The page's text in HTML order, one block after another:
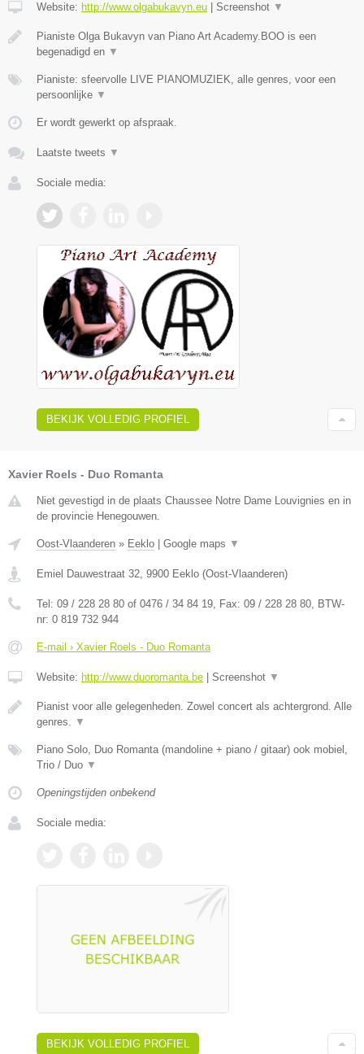
Website: http://www.olgabukavyn.eu Screenshot ▼
Pianiste Olga Bukavyn van Piano Art Academy.BOO is een
begenadigd en ▼
Pianiste: sfeervolle LIVE PIANOMUZIEK, alle genres, voor een
persoonlijke ▼
Er wordt gewerkt op afspraak.
Laatste tweets ▼
Sociale media:
BEKIJK VOLLEDIG PROFIEL
Xavier Roels - Duo Romanta
Niet gevestigd in de plaats Chaussee Notre Dame Louvignies en in
de provincie Henegouwen.
Oost-Vlaanderen » Eeklo | Google maps ▼
Emiel Dauwestraat 32 9900 Eeklo (Oost-Vlaanderen)
Tel: 09 / 228 28 80 of 0476 / 34 84 19 , Fax: 09 / 228 28 80 , BTW-
nr: 0 819 732 944
E-mail › Xavier Roels - Duo Romanta
Website: http://www.duoromanta.be | Screenshot ▼
Pianist voor alle gelegenheden. Zowel concert als achtergrond. Alle
genres.
▼
Piano Solo, Duo Romanta (mandoline + piano / gitaar) ook mobiel,
Trio / Duo ▼
Openingstijden onbekend
Sociale media:
BEKIJK VOLLEDIG PROFIEL